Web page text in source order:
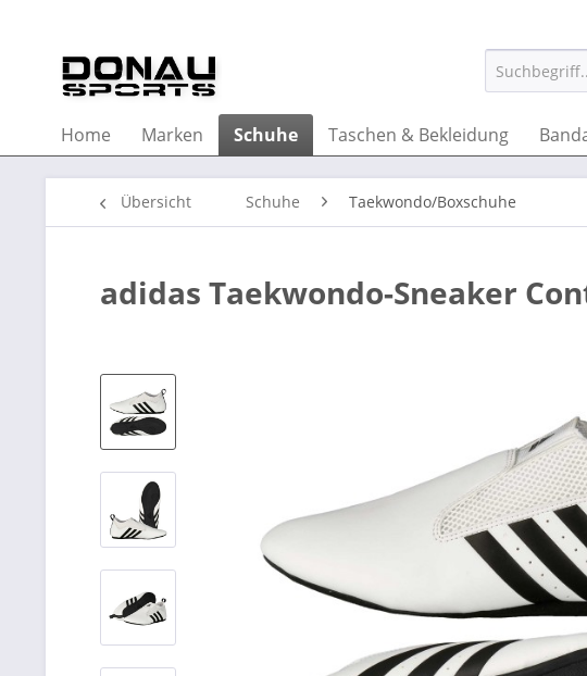
Home Marken Schuhe Taschen & Bekleidung
Übersicht Schuhe Taekwondo/Boxschuhe
adidas Taekwondo-Sneaker